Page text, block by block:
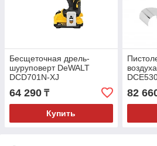
Бесщеточная дрель-
шуруповерт DeWALT
DCD701N-XJ
64 290 ₸
Купить
82